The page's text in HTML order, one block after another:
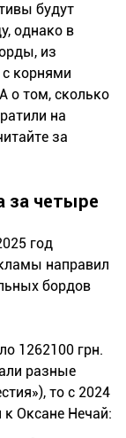
будут
однако в
из
корнями
о том, сколько
на
за
за четыре
год
направил
бордов
1262100 грн.
разные
то с 2024
к Оксане Нечай: